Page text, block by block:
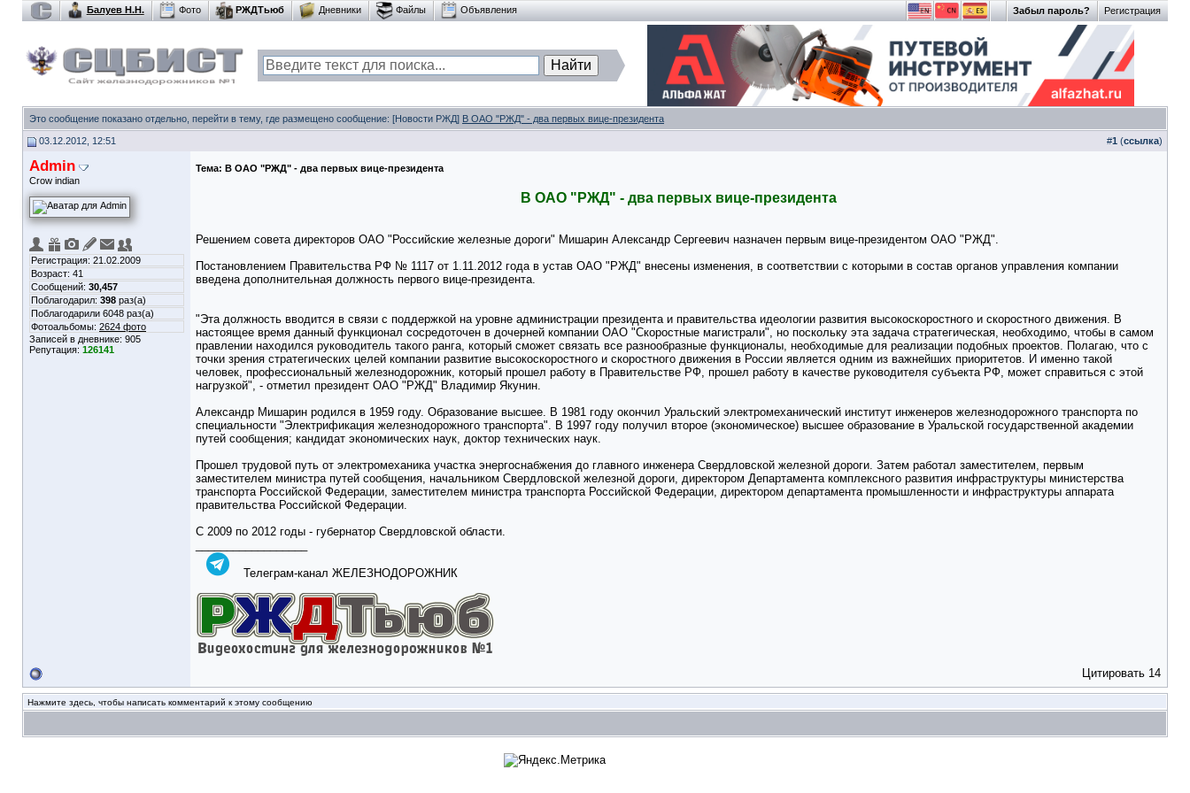
Регистрация
Забыл пароль?
Балуев Н.Н. Фото РЖДТьюб Дневники Файлы Объявления
Это сообщение показано отдельно, перейти в тему, где размещено сообщение: [Новости РЖД] В ОАО "РЖД" - два первых вице-президента
03.12.2012, 12:51 #1 (ссылка)
Admin
Crow indian
Регистрация: 21.02.2009
Возраст: 41
Сообщений: 30,457
Поблагодарил: 398 раз(а)
Поблагодарили 6048 раз(а)
Фотоальбомы: 2624 фото
Записей в дневнике: 905
Репутация: 126141
Тема: В ОАО "РЖД" - два первых вице-президента
В ОАО "РЖД" - два первых вице-президента
Решением совета директоров ОАО "Российские железные дороги" Мишарин Александр Сергеевич назначен первым вице-президентом ОАО "РЖД".
Постановлением Правительства РФ № 1117 от 1.11.2012 года в устав ОАО "РЖД" внесены изменения, в соответствии с которыми в состав органов управления компании
введена дополнительная должность первого вице-президента.
"Эта должность вводится в связи с поддержкой на уровне администрации президента и правительства идеологии развития высокоскоростного и скоростного движения. В
настоящее время данный функционал сосредоточен в дочерней компании ОАО "Скоростные магистрали", но поскольку эта задача стратегическая, необходимо, чтобы в самом
правлении находился руководитель такого ранга, который сможет связать все разнообразные функционалы, необходимые для реализации подобных проектов. Полагаю, что с
точки зрения стратегических целей компании развитие высокоскоростного и скоростного движения в России является одним из важнейших приоритетов. И именно такой
человек, профессиональный железнодорожник, который прошел работу в Правительстве РФ, прошел работу в качестве руководителя субъекта РФ, может справиться с этой
нагрузкой", - отметил президент ОАО "РЖД" Владимир Якунин.
Александр Мишарин родился в 1959 году. Образование высшее. В 1981 году окончил Уральский электромеханический институт инженеров железнодорожного транспорта по
специальности "Электрификация железнодорожного транспорта". В 1997 году получил второе (экономическое) высшее образование в Уральской государственной академии
путей сообщения; кандидат экономических наук, доктор технических наук.
Прошел трудовой путь от электромеханика участка энергоснабжения до главного инженера Свердловской железной дороги. Затем работал заместителем, первым
заместителем министра путей сообщения, начальником Свердловской железной дороги, директором Департамента комплексного развития инфраструктуры министерства
транспорта Российской Федерации, заместителем министра транспорта Российской Федерации, директором департамента промышленности и инфраструктуры аппарата
правительства Российской Федерации.
С 2009 по 2012 годы - губернатор Свердловской области.
Телеграм-канал ЖЕЛЕЗНОДОРОЖНИК
Цитировать 14
Нажмите здесь, чтобы написать комментарий к этому сообщению